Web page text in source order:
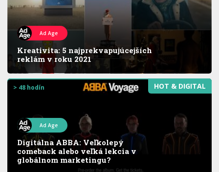
Ad Age
Kreativita: 5 najprekvapujúcejších
reklám v roku 2021
HOT & DIGITAL
> 48 hodín
Ad Age
Digitálna ABBA: Veľkolepý
comeback alebo veľká lekcia v
globálnom marketingu?